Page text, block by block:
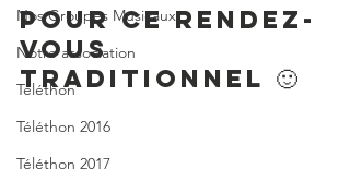
Nos Groupes Musicaux
Notre association
Téléthon
Téléthon 2016
Téléthon 2017
pour ce rendez-
vous
traditionnel 🙂